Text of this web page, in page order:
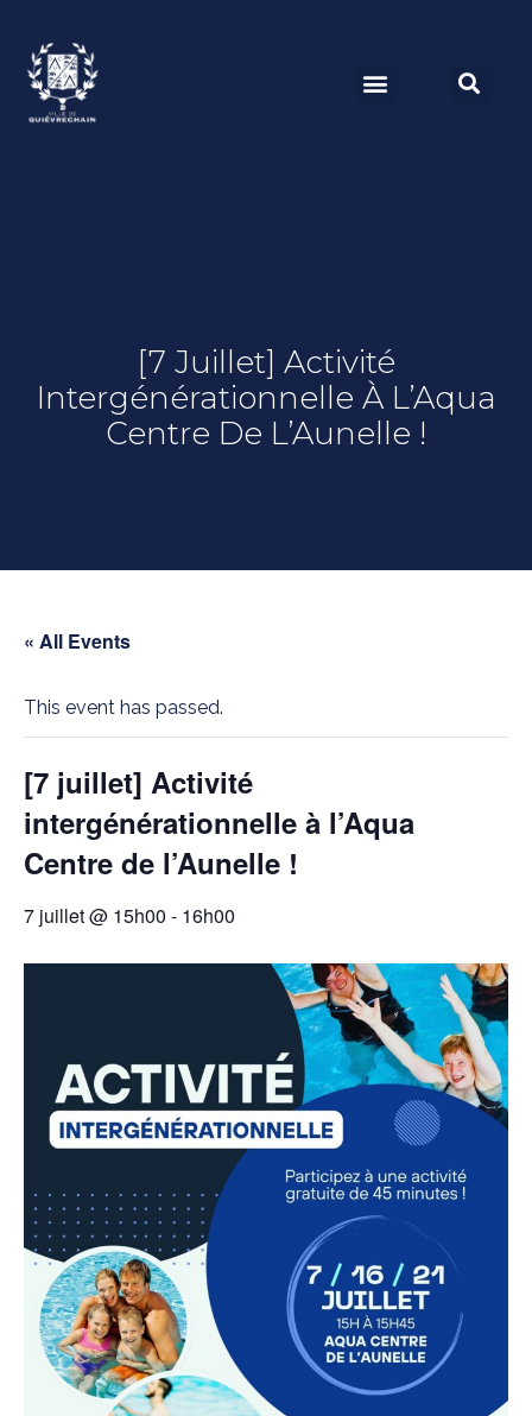
[7 Juillet] Activité
Intergénérationnelle À L’Aqua
Centre De L’Aunelle !
« All Events
This event has passed.
[7 juillet] Activité
intergénérationnelle à l’Aqua
Centre de l’Aunelle !
7 juillet @ 15h00 - 16h00